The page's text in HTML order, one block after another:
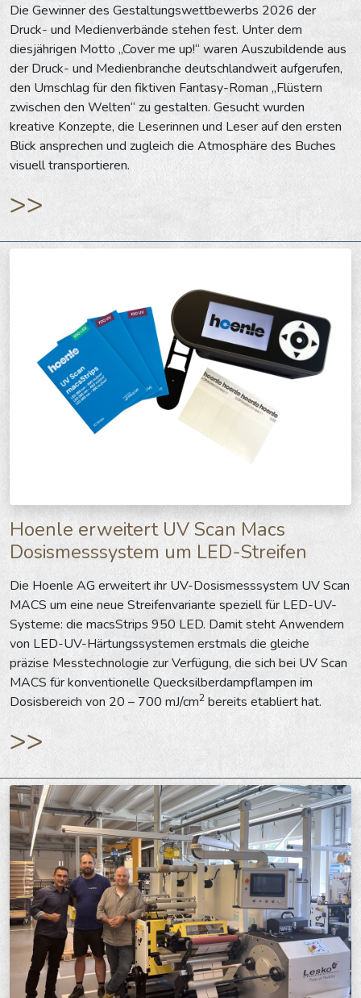
Die Gewinner des Gestaltungswettbewerbs 2026 der
Druck- und Medienverbände stehen fest. Unter dem
diesjährigen Motto „Cover me up!“ waren Auszubildende aus
der Druck- und Medienbranche deutschlandweit aufgerufen,
den Umschlag für den fiktiven Fantasy-Roman „Flüstern
zwischen den Welten“ zu gestalten. Gesucht wurden
kreative Konzepte, die Leserinnen und Leser auf den ersten
Blick ansprechen und zugleich die Atmosphäre des Buches
visuell transportieren.
>>
Hoenle erweitert UV Scan Macs
Dosismesssystem um LED-Streifen
Die Hoenle AG erweitert ihr UV-Dosismesssystem UV Scan
MACS um eine neue Streifenvariante speziell für LED-UV-
Systeme: die macsStrips 950 LED. Damit steht Anwendern
von LED-UV-Härtungssystemen erstmals die gleiche
präzise Messtechnologie zur Verfügung, die sich bei UV Scan
MACS für konventionelle Quecksilberdampflampen im
Dosisbereich von 20 – 700 mJ/cm2 bereits etabliert hat.
>>